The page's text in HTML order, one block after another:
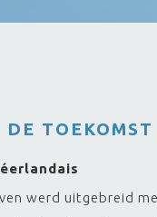
werd uitgebreid